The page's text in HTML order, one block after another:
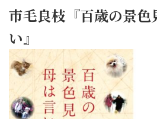
市毛良枝『百歳の景
い』